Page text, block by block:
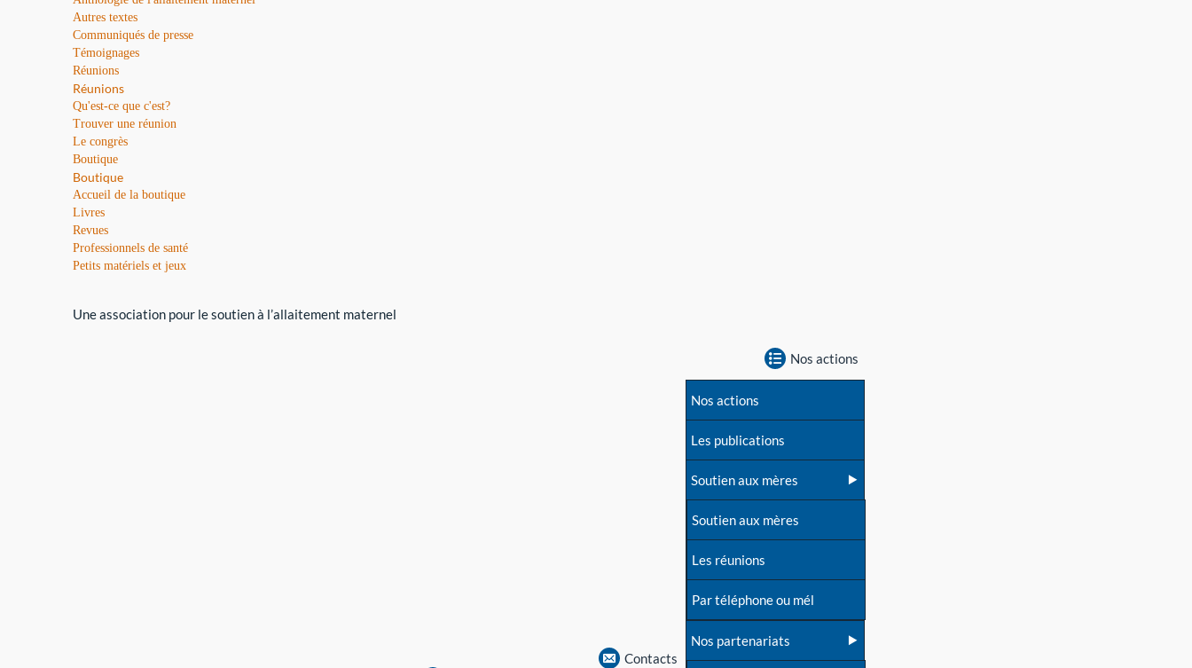
Autres textes
Communiqués de presse
Témoignages
Réunions
Réunions
Qu'est-ce que c'est?
Trouver une réunion
Le congrès
Boutique
Boutique
Accueil de la boutique
Livres
Revues
Professionnels de santé
Petits matériels et jeux
Une association pour le soutien à l’allaitement maternel
Contacts
Nos actions
Nos actions
Les publications
Soutien aux mères
Soutien aux mères
Les réunions
Par téléphone ou mél
Nos partenariats